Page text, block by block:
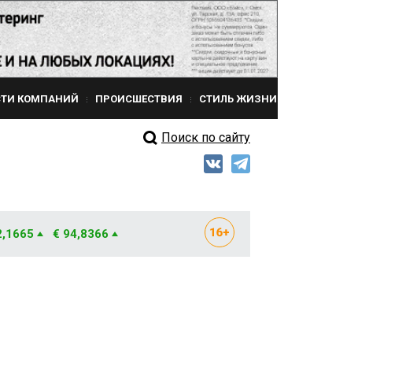
КОМПАНИЙ ПРОИСШЕСТВИЯ СТИЛЬ ЖИЗНИ
Поиск по сайту
€ 94,8366